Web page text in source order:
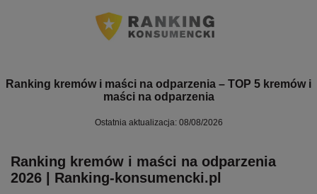
Ranking kremów i maści na odparzenia – TOP 5 kremów i
maści na odparzenia
Ostatnia aktualizacja: 08/08/2026
Ranking kremów i maści na odparzenia
2026 | Ranking-konsumencki.pl